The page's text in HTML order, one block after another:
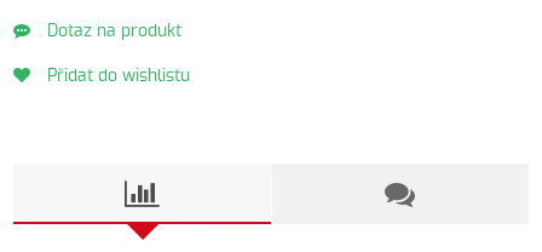
Dotaz na produkt
Přidat do wishlistu